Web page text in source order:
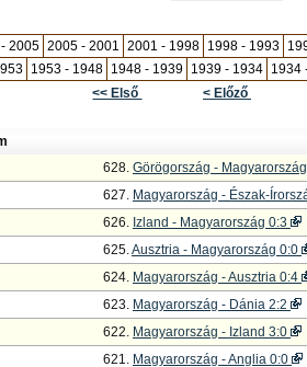
2005 2005 - 2001 2001 - 1998 1998 - 1993
1953 - 1948 1948 - 1939 1939 - 1934 1934
<< Első
< Előző
628. Görögország -
627. Magyarország - Észak-
626. Izland - Magyarország 0:3
625.Ausztria - Magyarország 0:0
624. Magyarország - Ausztria 0:4
623. Magyarország - Dánia 2:2
622. Magyarország - Izland 3:0
621. Magyarország - Anglia 0:0